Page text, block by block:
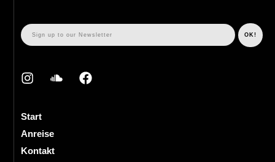
Start
Anreise
Kontakt